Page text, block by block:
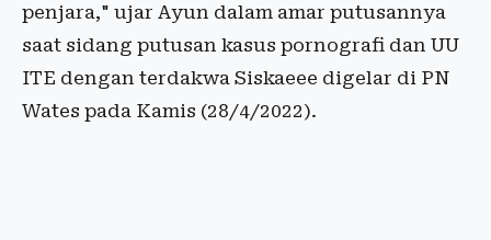
penjara," ujar Ayun dalam amar putusannya
saat sidang putusan kasus pornografi dan UU
ITE dengan terdakwa Siskaeee digelar di PN
Wates pada Kamis (28/4/2022).